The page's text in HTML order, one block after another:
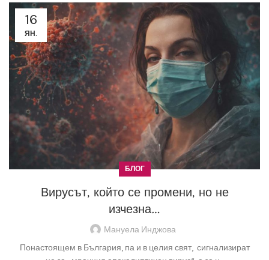
16
ЯН.
БЛОГ
Вирусът, който се промени, но не
изчезна…
Мануела Инджова
Понастоящем в България, па и в целия свят, сигнализират